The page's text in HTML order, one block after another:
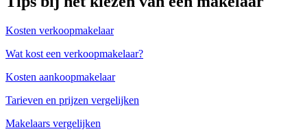
Kosten verkoopmakelaar
Wat kost een verkoopmakelaar?
Kosten aankoopmakelaar
Tarieven en prijzen vergelijken
Makelaars vergelijken